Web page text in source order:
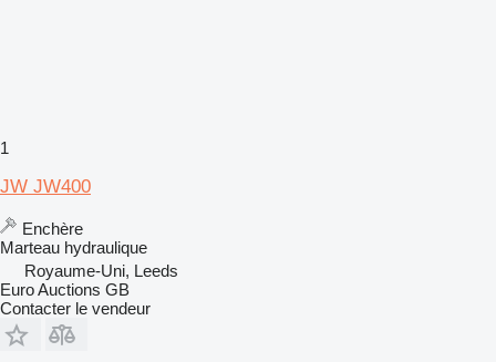
1
JW JW400
Enchère
Marteau hydraulique
Royaume-Uni, Leeds
Euro Auctions GB
Contacter le vendeur